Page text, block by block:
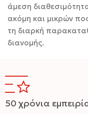
άμεση
ακόμη και μικρών
τη διαρκή
διανομής.
50 χρόνια